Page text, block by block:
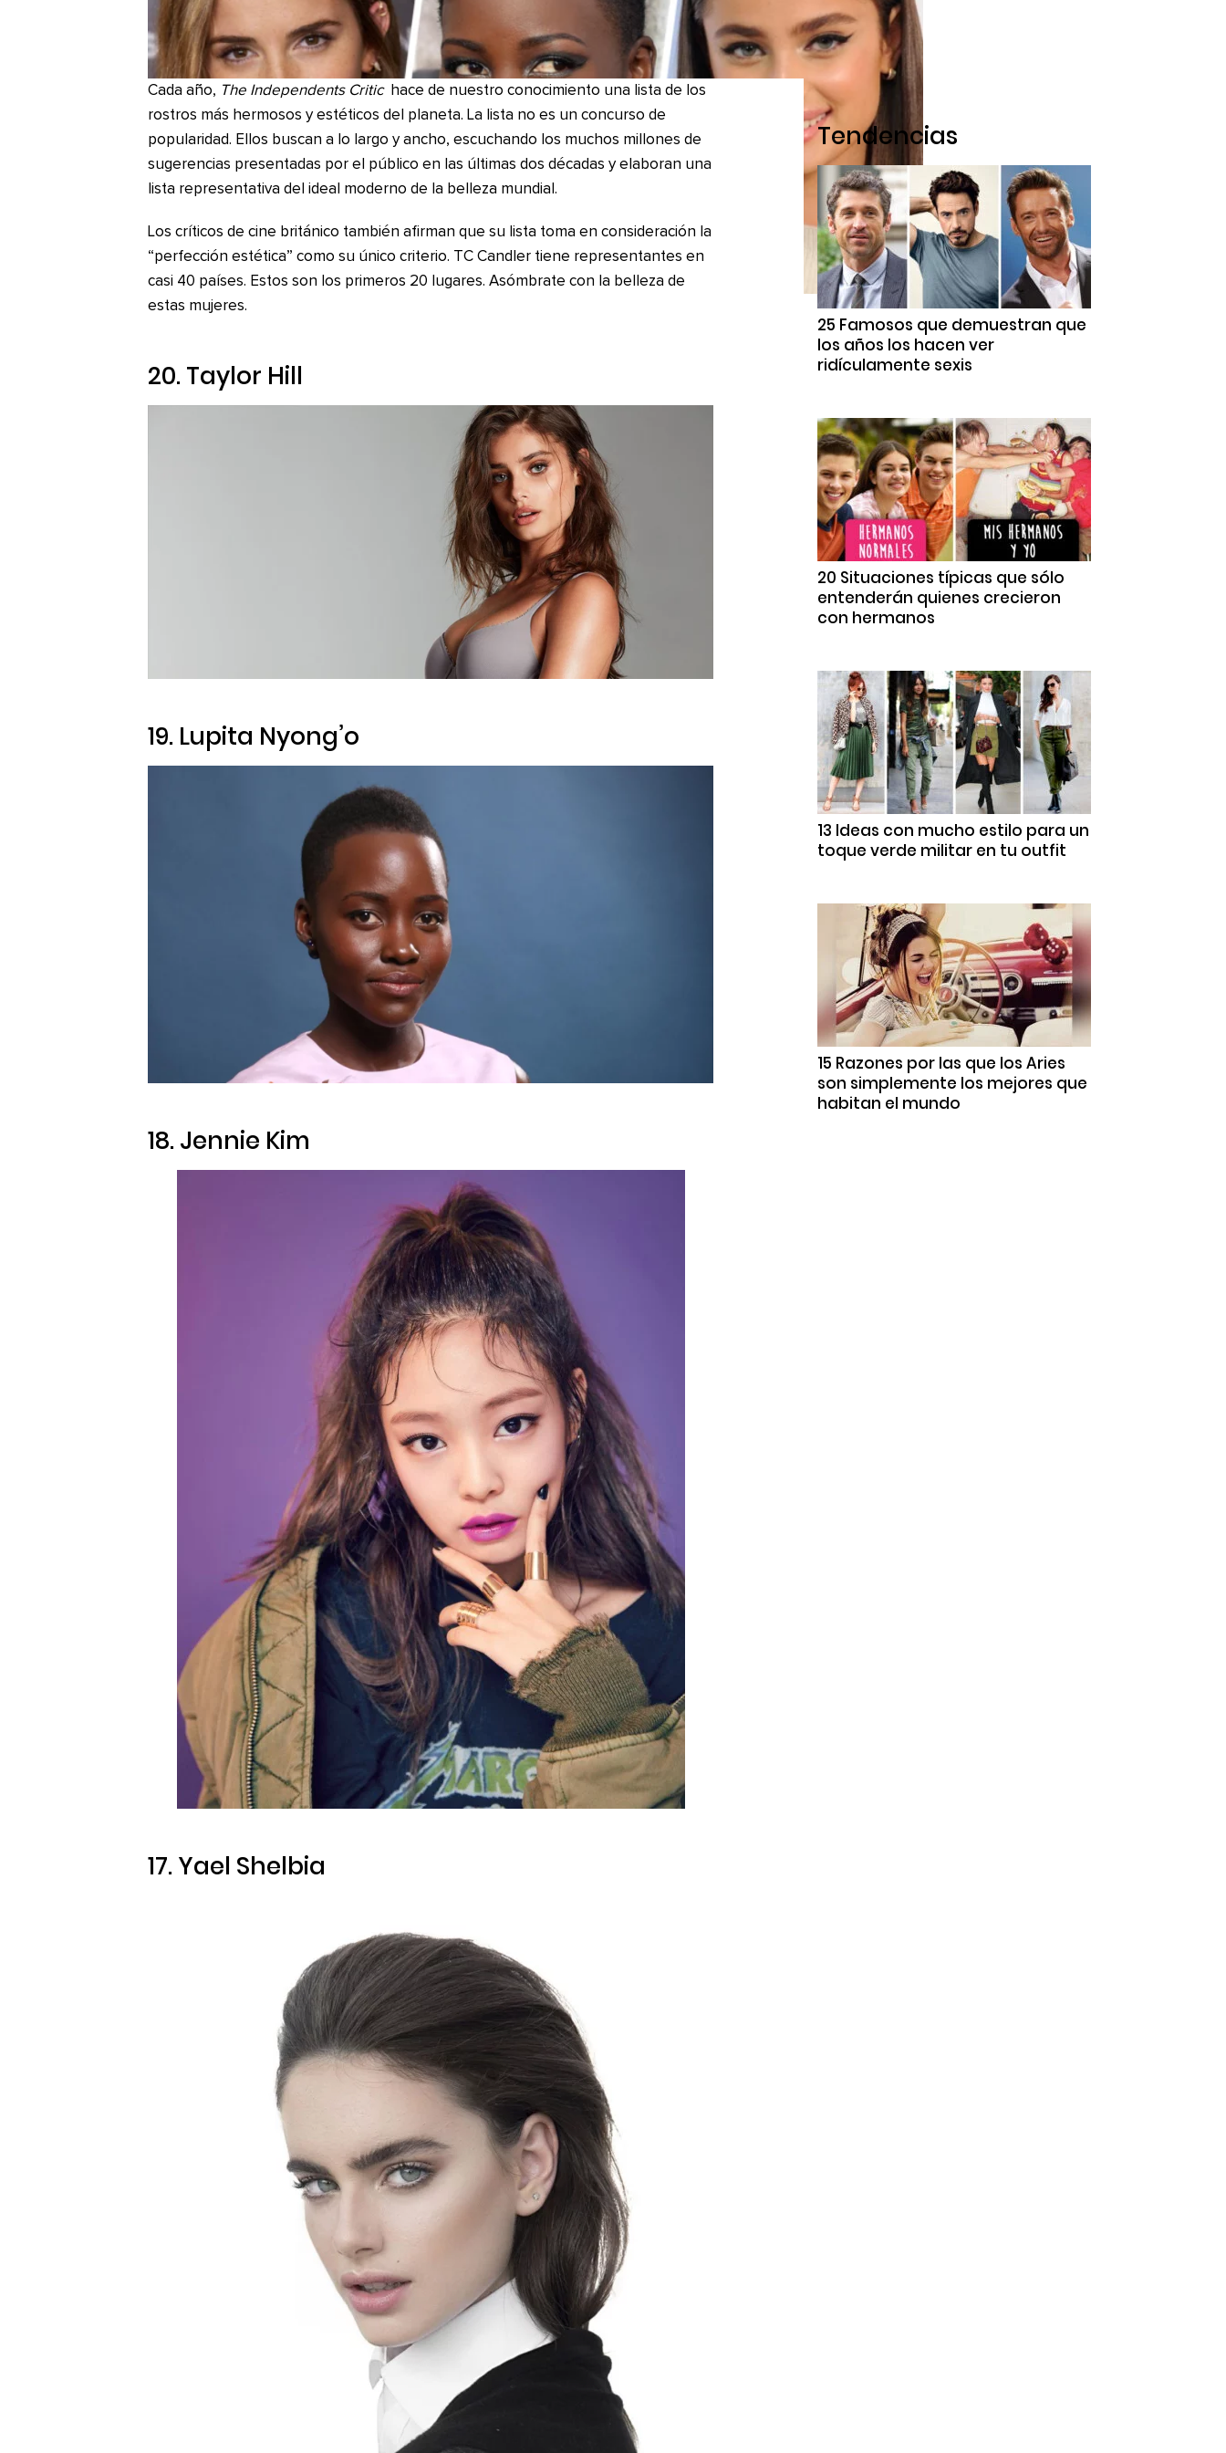
Cada año, The Independents Critic
hace de nuestro conocimiento una lista de los
rostros más hermosos y estéticos del planeta. La lista no es un concurso de
popularidad. Ellos buscan a lo largo y ancho, escuchando los muchos millones de
sugerencias presentadas por el público en las últimas dos décadas y elaboran una
lista representativa del ideal moderno de la belleza mundial.
Los críticos de cine británico también afirman que su lista toma en consideración la
“perfección estética” como su único criterio. TC Candler tiene representantes en
casi 40 países. Estos son los primeros 20 lugares. Asómbrate con la belleza de
estas mujeres.
20. Taylor Hill
19. Lupita Nyong’o
18. Jennie Kim
17. Yael Shelbia
Tendencias
25 Famosos que demuestran que
los años los hacen ver
ridículamente sexis
20 Situaciones típicas que sólo
entenderán quienes crecieron
con hermanos
13 Ideas con mucho estilo para un
toque verde militar en tu outfit
15 Razones por las que los Aries
son simplemente los mejores que
habitan el mundo